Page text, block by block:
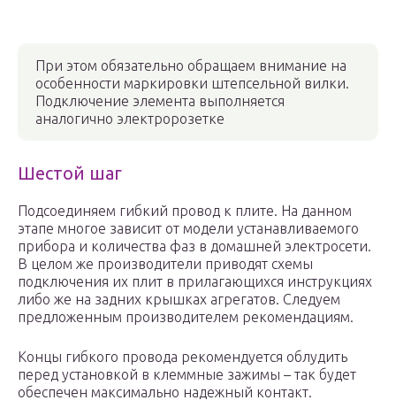
При этом обязательно обращаем внимание на
особенности маркировки штепсельной вилки.
Подключение элемента выполняется
аналогично электророзетке
Шестой шаг
Подсоединяем гибкий провод к плите. На данном
этапе многое зависит от модели устанавливаемого
прибора и количества фаз в домашней электросети.
В целом же производители приводят схемы
подключения их плит в прилагающихся инструкциях
либо же на задних крышках агрегатов. Следуем
предложенным производителем рекомендациям.
Концы гибкого провода рекомендуется облудить
перед установкой в клеммные зажимы – так будет
обеспечен максимально надежный контакт.